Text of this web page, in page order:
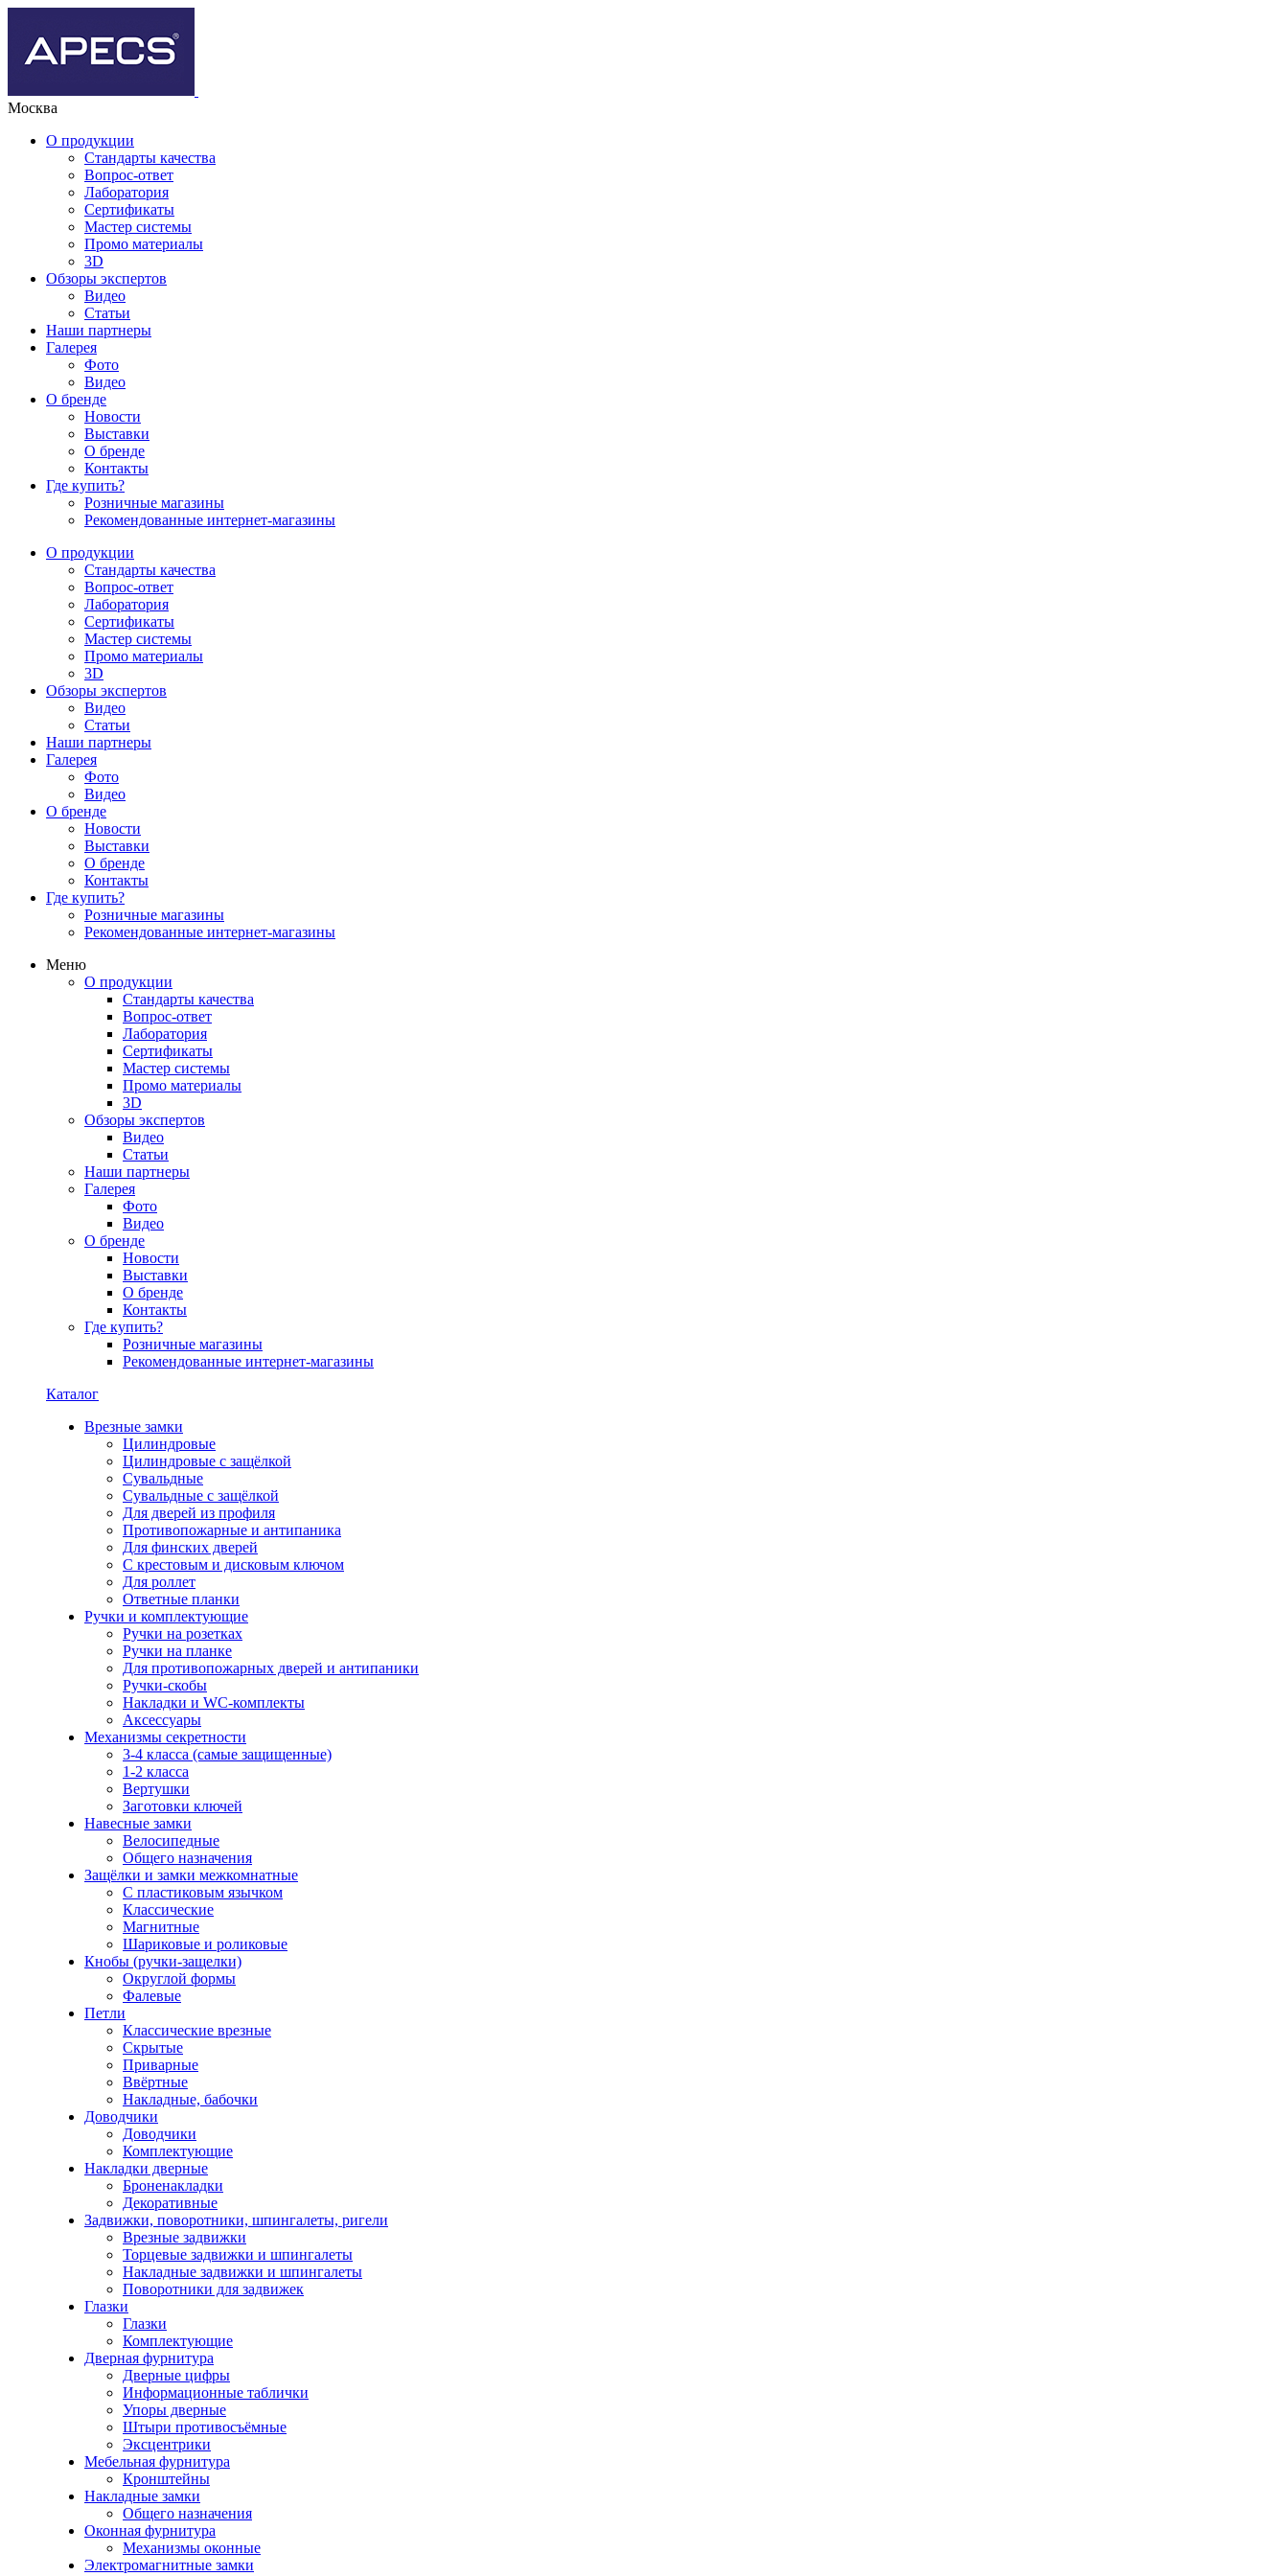
Москва
О продукции
Стандарты качества
Вопрос-ответ
Лаборатория
Сертификаты
Мастер системы
Промо материалы
3D
Обзоры экспертов
Видео
Статьи
Наши партнеры
Галерея
Фото
Видео
О бренде
Новости
Выставки
О бренде
Контакты
Где купить?
Розничные магазины
Рекомендованные интернет-магазины
О продукции
Стандарты качества
Вопрос-ответ
Лаборатория
Сертификаты
Мастер системы
Промо материалы
3D
Обзоры экспертов
Видео
Статьи
Наши партнеры
Галерея
Фото
Видео
О бренде
Новости
Выставки
О бренде
Контакты
Где купить?
Розничные магазины
Рекомендованные интернет-магазины
Меню
О продукции
Стандарты качества
Вопрос-ответ
Лаборатория
Сертификаты
Мастер системы
Промо материалы
3D
Обзоры экспертов
Видео
Статьи
Наши партнеры
Галерея
Фото
Видео
О бренде
Новости
Выставки
О бренде
Контакты
Где купить?
Розничные магазины
Рекомендованные интернет-магазины
Каталог
Врезные замки
Цилиндровые
Цилиндровые с защёлкой
Сувальдные
Сувальдные с защёлкой
Для дверей из профиля
Противопожарные и антипаника
Для финских дверей
С крестовым и дисковым ключом
Для роллет
Ответные планки
Ручки и комплектующие
Ручки на розетках
Ручки на планке
Для противопожарных дверей и антипаники
Ручки-скобы
Накладки и WC-комплекты
Аксессуары
Механизмы секретности
3-4 класса (самые защищенные)
1-2 класса
Вертушки
Заготовки ключей
Навесные замки
Велосипедные
Общего назначения
Защёлки и замки межкомнатные
С пластиковым язычком
Классические
Магнитные
Шариковые и роликовые
Кнобы (ручки-защелки)
Округлой формы
Фалевые
Петли
Классические врезные
Скрытые
Приварные
Ввёртные
Накладные, бабочки
Доводчики
Доводчики
Комплектующие
Накладки дверные
Броненакладки
Декоративные
Задвижки, поворотники, шпингалеты, ригели
Врезные задвижки
Торцевые задвижки и шпингалеты
Накладные задвижки и шпингалеты
Поворотники для задвижек
Глазки
Глазки
Комплектующие
Дверная фурнитура
Дверные цифры
Информационные таблички
Упоры дверные
Штыри противосъёмные
Эксцентрики
Мебельная фурнитура
Кронштейны
Накладные замки
Общего назначения
Оконная фурнитура
Механизмы оконные
Электромагнитные замки